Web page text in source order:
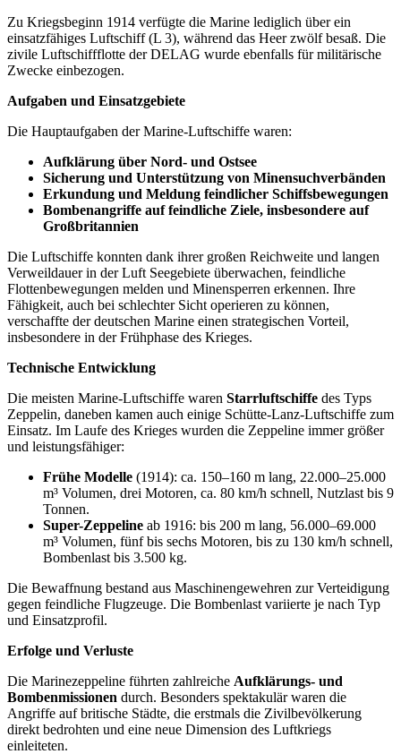
Zu Kriegsbeginn 1914 verfügte die Marine lediglich über ein
einsatzfähiges Luftschiff (L 3), während das Heer zwölf besaß. Die
zivile Luftschiffflotte der DELAG wurde ebenfalls für militärische
Zwecke einbezogen.
Aufgaben und Einsatzgebiete
Die Hauptaufgaben der Marine-Luftschiffe waren:
Aufklärung über Nord- und Ostsee
Sicherung und Unterstützung von Minensuchverbänden
Erkundung und Meldung feindlicher Schiffsbewegungen
Bombenangriffe auf feindliche Ziele, insbesondere auf
Großbritannien
Die Luftschiffe konnten dank ihrer großen Reichweite und langen
Verweildauer in der Luft Seegebiete überwachen, feindliche
Flottenbewegungen melden und Minensperren erkennen. Ihre
Fähigkeit, auch bei schlechter Sicht operieren zu können,
verschaffte der deutschen Marine einen strategischen Vorteil,
insbesondere in der Frühphase des Krieges.
Technische Entwicklung
Die meisten Marine-Luftschiffe waren Starrluftschiffe des Typs
Zeppelin, daneben kamen auch einige Schütte-Lanz-Luftschiffe zum
Einsatz. Im Laufe des Krieges wurden die Zeppeline immer größer
und leistungsfähiger:
Frühe Modelle (1914): ca. 150–160 m lang, 22.000–25.000
m³ Volumen, drei Motoren, ca. 80 km/h schnell, Nutzlast bis 9
Tonnen.
Super-Zeppeline ab 1916: bis 200 m lang, 56.000–69.000
m³ Volumen, fünf bis sechs Motoren, bis zu 130 km/h schnell,
Bombenlast bis 3.500 kg.
Die Bewaffnung bestand aus Maschinengewehren zur Verteidigung
gegen feindliche Flugzeuge. Die Bombenlast variierte je nach Typ
und Einsatzprofil.
Erfolge und Verluste
Die Marinezeppeline führten zahlreiche Aufklärungs- und
Bombenmissionen durch. Besonders spektakulär waren die
Angriffe auf britische Städte, die erstmals die Zivilbevölkerung
direkt bedrohten und eine neue Dimension des Luftkriegs
einleiteten.